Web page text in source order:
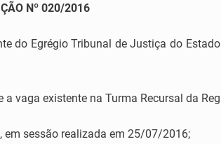
Nº 020/2016
do Egrégio Tribunal de Justiça do
vaga existente na Turma Recursal da
em sessão realizada em 25/07/2016;